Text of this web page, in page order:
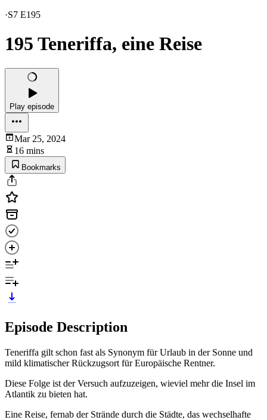
·S7 E195
195 Teneriffa, eine Reise
Play episode
Mar 25, 2024
16 mins
Bookmarks
Episode Description
Teneriffa gilt schon fast als Synonym für Urlaub in der Sonne und
mild klimatischer Rückzugsort für Europäische Rentner.
Diese Folge ist der Versuch aufzuzeigen, wieviel mehr die Insel im
Atlantik zu bieten hat.
Eine Reise, fernab der Strände durch die Städte, das wechselhafte